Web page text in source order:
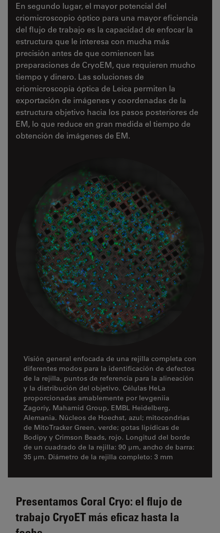
En segundo lugar, el mayor potencial del
criomicroscopio óptico para una mayor eficiencia
del flujo de trabajo es la capacidad de enfocar la
estructura que le interesa con mucha más
precisión antes de que comiencen las
preparaciones de CryoEM, que requieren mucho
tiempo y dinero. Las soluciones de
criomicroscopía óptica de Leica permiten la
exportación de imágenes y coordenadas de la
estructura objetivo hacia los pasos posteriores de
EM, lo que reduce en gran medida el tiempo de
obtención de imágenes de EM.
Visión general enfocada de una rejilla completa con
diferentes modos para la identificación de defectos
de la rejilla, puntos de referencia para la alineación
y la distribución del objetivo. Células HeLa
proporcionadas amablemente por Ievgeniia
Zagoriy, Mahamid Group, EMBL Heidelberg,
Alemania. Núcleos de Hoechst, azul; mitocondrias
de MitoTracker Green, verde; gotas lipídicas de
Bodipy y Crimson Beads, rojo. Longitud del borde
de un cuadrado de la rejilla: 90 μm, ancho de barra:
35 µm. Diámetro de la rejilla completo: 3 mm
Presentamos Coral Cryo: el flujo de
trabajo CryoET más eficaz hasta la